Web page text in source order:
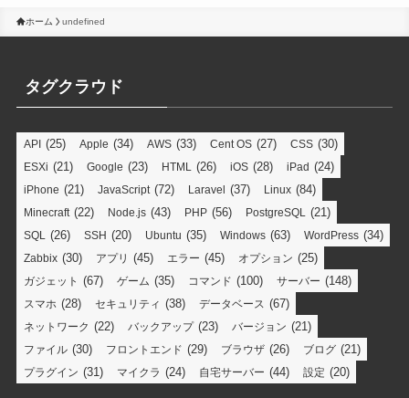
ホーム undefined
タグクラウド
API (25) Apple (34) AWS (33) Cent OS (27) CSS (30)
ESXi (21) Google (23) HTML (26) iOS (28) iPad (24)
iPhone (21) JavaScript (72) Laravel (37) Linux (84)
Minecraft (22) Node.js (43) PHP (56) PostgreSQL (21)
SQL (26) SSH (20) Ubuntu (35) Windows (63) WordPress (34)
Zabbix (30) アプリ (45) エラー (45) オプション (25)
ガジェット (67) ゲーム (35) コマンド (100) サーバー (148)
スマホ (28) セキュリティ (38) データベース (67)
ネットワーク (22) バックアップ(23) バージョン (21)
ファイル (30) フロントエンド (29) ブラウザ (26) ブログ (21)
プラグイン (31) マイクラ (24) 自宅サーバー (44) 設定 (20)